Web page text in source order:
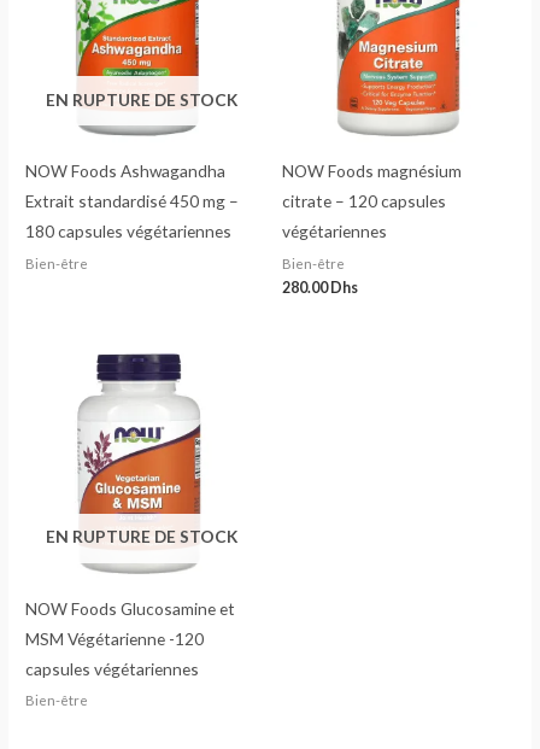
EN RUPTURE DE STOCK
NOW Foods Ashwagandha
Extrait standardisé 450 mg –
180 capsules végétariennes
Bien-être
NOW Foods magnésium
citrate – 120 capsules
végétariennes
Bien-être
280.00 Dhs
EN RUPTURE DE STOCK
NOW Foods Glucosamine et
MSM Végétarienne -120
capsules végétariennes
Bien-être